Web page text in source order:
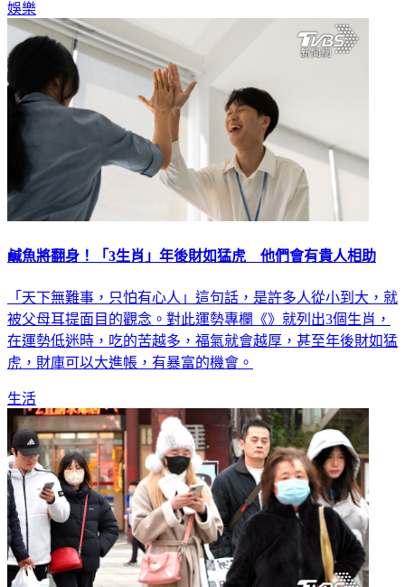
娛樂
鹹魚將翻身！「3生肖」年後財如猛虎 他們會有貴人相助
「天下無難事，只怕有心人」這句話，是許多人從小到大，就
被父母耳提面目的觀念。對此運勢專欄《》就列出3個生肖，
在運勢低迷時，吃的苦越多，福氣就會越厚，甚至年後財如猛
虎，財庫可以大進帳，有暴富的機會。
生活